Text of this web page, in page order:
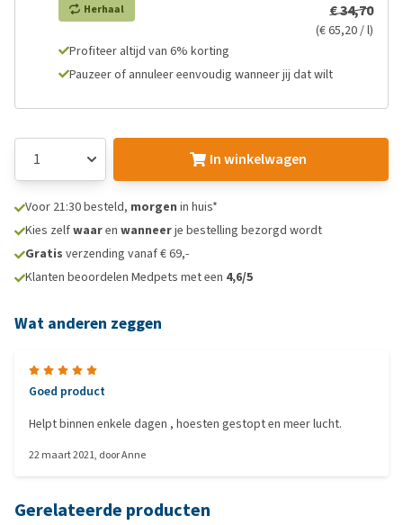
Herhaal € 34,70
(€ 65,20 / l)
Profiteer altijd van 6% korting
Pauzeer of annuleer eenvoudig wanneer jij dat wilt
In winkelwagen
Voor 21:30 besteld, morgen in huis*
Kies zelfwaaren wanneerje bestelling bezorgd wordt
Gratis verzending vanaf € 69,-
Klanten beoordelen Medpets met een 4,6/5
Wat anderen zeggen
Goed product
Helpt binnen enkele dagen , hoesten gestopt en meer lucht.
22 maart 2021, doorAnne
Gerelateerde producten